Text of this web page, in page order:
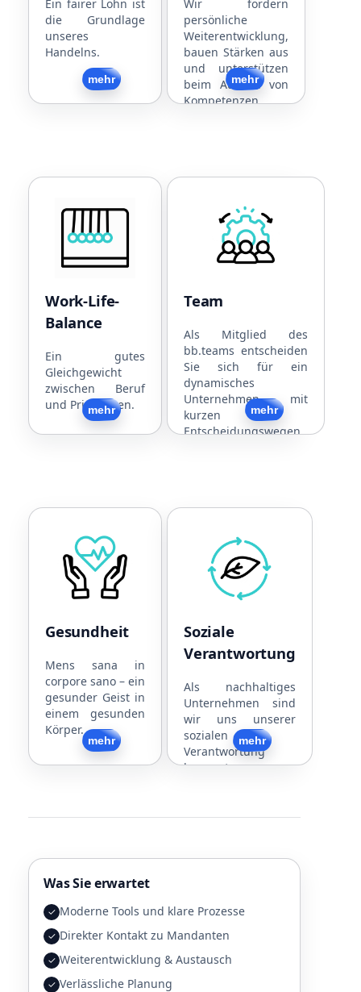
Ein fairer Lohn ist
die Grundlage
unseres
Handelns.
mehr
Dienstfahrzeug
Kostenlose Snacks
und Getränke
Zurück
Wir fördern
persönliche
Weiterentwicklung,
bauen Stärken aus
und unterstützen
beim Ausbau von
Kompetenzen.
mehr
Interne und externe
Schulungen
Strukturierte
Arbeitsabläufe
Flache Hierarchien
Zurück
Work-Life-
Balance
Ein gutes
Gleichgewicht
zwischen Beruf
und Privatleben.
mehr
Arbeitszeiten
30 Tage Urlaub
Familienfreundlich
Hund im Büro
Zurück
Team
Als Mitglied des
bb.teams entscheiden
Sie sich für ein
dynamisches
Unternehmen mit
kurzen
Entscheidungswegen
mehr
Sport
Gemeinsames
Regelmäßige
Flache
Hierarchien
Zurück
Gesundheit
Mens sana in
corpore sano – ein
gesunder Geist in
einem gesunden
Körper.
mehr
Kooperationen mit
Physiotherapeuten
Ärzten
Fitnesscentern
Gratis Obst und
Snacks
Getränke
Zurück
Soziale
Verantwortung
Als nachhaltiges
Unternehmen sind
wir uns unserer
sozialen
Verantwortung
bewusst.
mehr
Nachhaltige
Unternehmensführung
Strom aus eigener PV-
Soziales Engagement
Zurück
Was Sie erwartet
✓ Moderne Tools und klare Prozesse
✓ Direkter Kontakt zu Mandanten
✓ Weiterentwicklung & Austausch
✓ Verlässliche Planung